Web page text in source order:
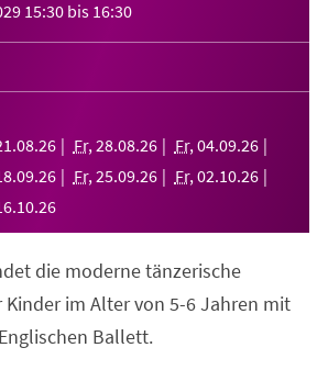
15:30 bis 16:30
.08.26 Fr, 28.08.26 Fr, 04.09.26
.09.26 Fr, 25.09.26 Fr, 02.10.26
.10.26
die moderne tänzerische
im Alter von 5-6 Jahren mit
Ballett.